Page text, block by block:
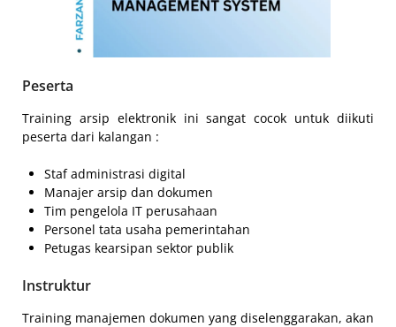
Peserta
Training arsip elektronik ini sangat cocok untuk diikuti
peserta dari kalangan :
Staf administrasi digital
Manajer arsip dan dokumen
Tim pengelola IT perusahaan
Personel tata usaha pemerintahan
Petugas kearsipan sektor publik
Instruktur
Training manajemen dokumen yang diselenggarakan, akan